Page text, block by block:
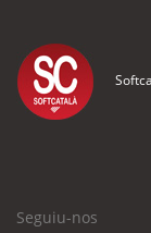
Seguiu-nos